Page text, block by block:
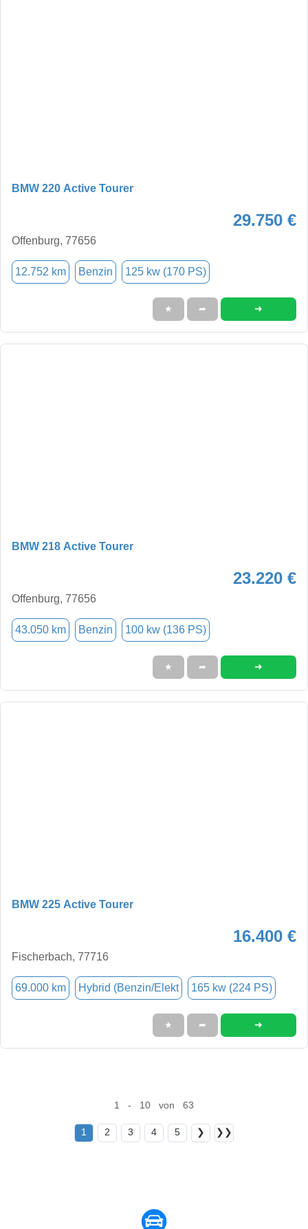
BMW 220 Active Tourer
29.750 €
Offenburg, 77656
12.752 km Benzin 125 kw (170 PS)
★ ➦ ➜
BMW 218 Active Tourer
23.220 €
Offenburg, 77656
43.050 km Benzin 100 kw (136 PS)
★ ➦ ➜
BMW 225 Active Tourer
16.400 €
Fischerbach, 77716
69.000 km Hybrid (Benzin/Elekt 165 kw (224 PS)
★ ➦ ➜
1 - 10 von 63
1 2 3 4 5 ❯ ❯❯